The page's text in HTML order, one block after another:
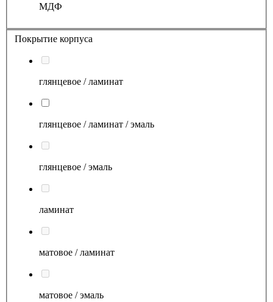
МДФ
Покрытие корпуса
глянцевое / ламинат
глянцевое / ламинат / эмаль
глянцевое / эмаль
ламинат
матовое / ламинат
матовое / эмаль